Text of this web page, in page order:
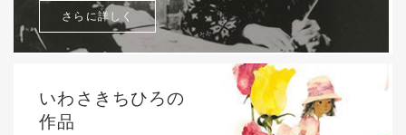
さらに詳しく
いわさきちひろの
作品